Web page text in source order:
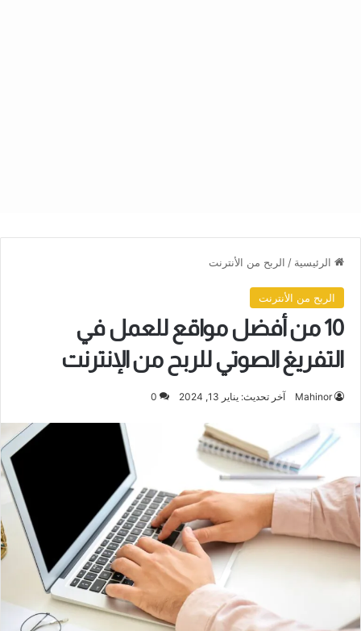
الرئيسية / الربح من الأنترنت
الربح من الأنترنت
10 من أفضل مواقع للعمل في
التفريغ الصوتي للربح من الإنترنت
Mahinor آخر تحديث: يناير 13, 2024 0